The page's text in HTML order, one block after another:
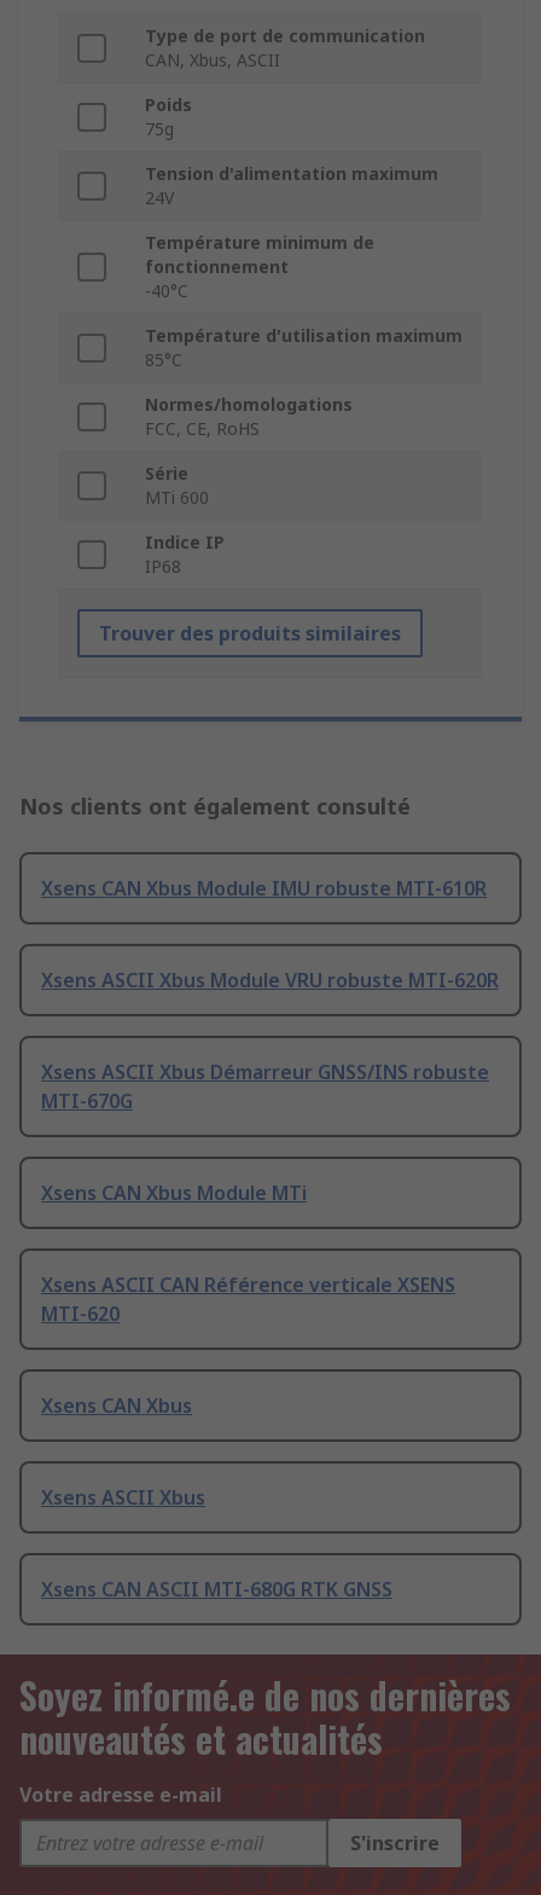
Type de port de communication
CAN, Xbus, ASCII
Poids
75g
Tension d'alimentation maximum
24V
Température minimum de
fonctionnement
-40°C
Température d'utilisation maximum
85°C
Normes/homologations
FCC, CE, RoHS
Série
MTi 600
Indice IP
IP68
Trouver des produits similaires
Nos clients ont également consulté
Xsens CAN Xbus Module IMU robuste MTI-610R
Xsens ASCII Xbus Module VRU robuste MTI-620R
Xsens ASCII Xbus Démarreur GNSS/INS robuste
MTI-670G
Xsens CAN Xbus Module MTi
Xsens ASCII CAN Référence verticale XSENS
MTI-620
Xsens CAN Xbus
Xsens ASCII Xbus
Xsens CAN ASCII MTI-680G RTK GNSS
Soyez informé.e de nos dernières
nouveautés et actualités
Votre adresse e-mail
S'inscrire